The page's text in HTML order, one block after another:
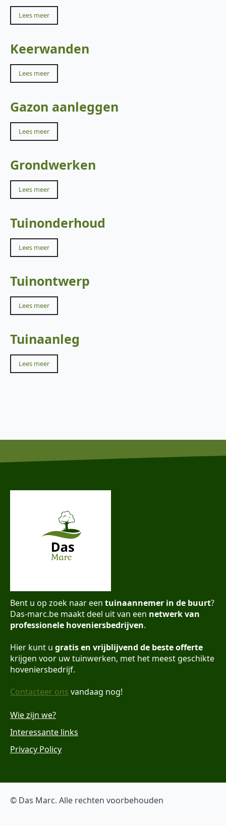
Lees meer
Keerwanden
Lees meer
Gazon aanleggen
Lees meer
Grondwerken
Lees meer
Tuinonderhoud
Lees meer
Tuinontwerp
Lees meer
Tuinaanleg
Lees meer
Bent u op zoek naar een tuinaannemer in de buurt?
Das-marc.be maakt deel uit van een netwerk van
professionele hoveniersbedrijven.
Hier kunt u gratis en vrijblijvend de beste offerte
krijgen voor uw tuinwerken, met het meest geschikte
hoveniersbedrijf.
Contacteer ons vandaag nog!
Wie zijn we?
Interessante links
Privacy Policy
© Das Marc. Alle rechten voorbehouden